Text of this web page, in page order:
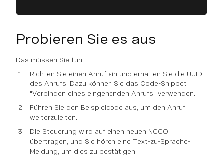
Probieren Sie es aus
Das müssen Sie tun:
Richten Sie einen Anruf ein und erhalten Sie die UUID
des Anrufs. Dazu können Sie das Code-Snippet
"Verbinden eines eingehenden Anrufs" verwenden.
Führen Sie den Beispielcode aus, um den Anruf
weiterzuleiten.
Die Steuerung wird auf einen neuen NCCO
übertragen, und Sie hören eine Text-zu-Sprache-
Meldung, um dies zu bestätigen.